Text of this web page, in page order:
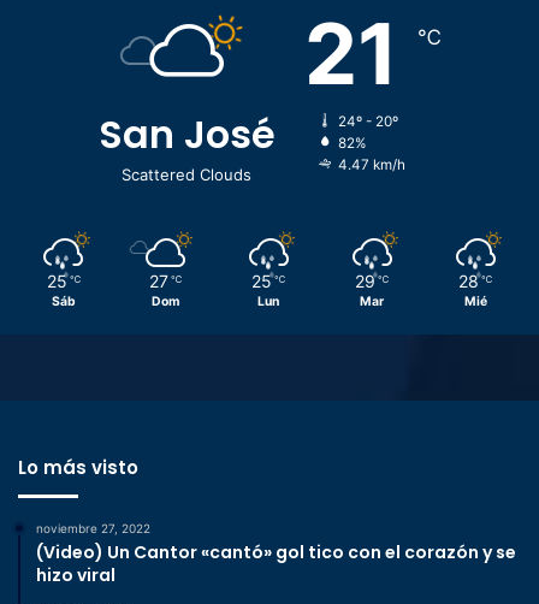
San José
Scattered Clouds
21 ℃
24º - 20º
82%
4.47 km/h
25 ℃
Sáb
27 ℃
Dom
25 ℃
Lun
29 ℃
Mar
28 ℃
Mié
Lo más visto
noviembre 27, 2022
(Video) Un Cantor «cantó» gol tico con el corazón y se
hizo viral